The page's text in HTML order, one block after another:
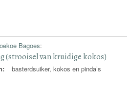
Bagoes:
(strooisel van kruidige kokos)
basterdsuiker, kokos en pinda’s